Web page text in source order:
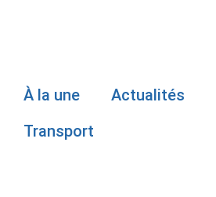
À la une Actualités
Transport